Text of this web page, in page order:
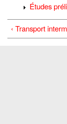
Études
‹ Transport